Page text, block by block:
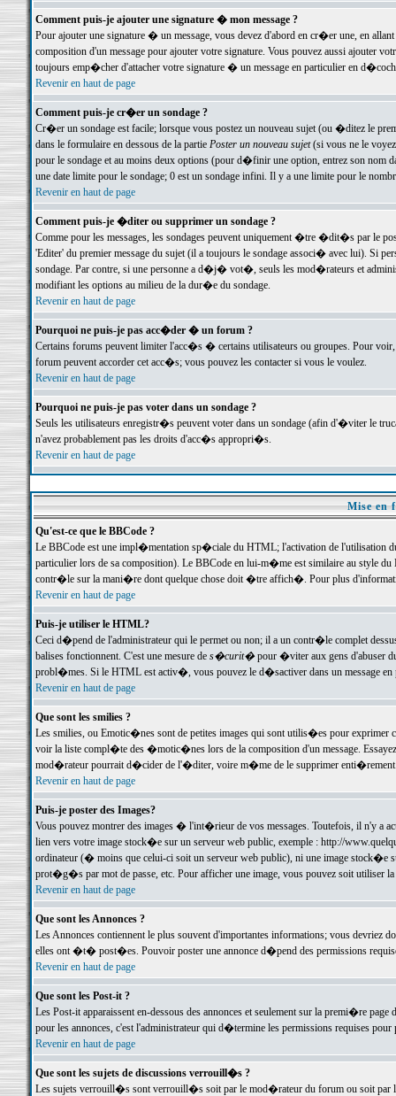
Comment puis-je ajouter une signature � mon message ?
Pour ajouter une signature � un message, vous devez d'abord en cr�er une, en
composition d'un message pour ajouter votre signature. Vous pouvez aussi ajouter
toujours emp�cher d'attacher votre signature � un message en particulier en
Revenir en haut de page
Comment puis-je cr�er un sondage ?
Cr�er un sondage est facile; lorsque vous postez un nouveau sujet (ou �ditez le
dans le formulaire en dessous de la partie Poster un nouveau sujet(si vous ne le voyez
pour le sondage et au moins deux options (pour d�finir une option, entrez son nom
une date limite pour le sondage; 0 est un sondage infini. Il y a une limite pour le
Revenir en haut de page
Comment puis-je �diter ou supprimer un sondage ?
Comme pour les messages, les sondages peuvent uniquement �tre �dit�s par le
'Editer' du premier message du sujet (il a toujours le sondage associ� avec lui). Si
sondage. Par contre, si une personne a d�j� vot�, seuls les mod�rateurs et
modifiant les options au milieu de la dur�e du sondage.
Revenir en haut de page
Pourquoi ne puis-je pas acc�der � un forum ?
Certains forums peuvent limiter l'acc�s � certains utilisateurs ou groupes. Pour
forum peuvent accorder cet acc�s; vous pouvez les contacter si vous le voulez.
Revenir en haut de page
Pourquoi ne puis-je pas voter dans un sondage ?
Seuls les utilisateurs enregistr�s peuvent voter dans un sondage (afin d'�viter le
n'avez probablement pas les droits d'acc�s appropri�s.
Revenir en haut de page
Mise en
Qu'est-ce que le BBCode ?
Le BBCode est une impl�mentation sp�ciale du HTML; l'activation de l'utilisation
particulier lors de sa composition). Le BBCode en lui-m�me est similaire au style
contr�le sur la mani�re dont quelque chose doit �tre affich�. Pour plus
Revenir en haut de page
Puis-je utiliser le HTML?
Ceci d�pend de l'administrateur qui le permet ou non; il a un contr�le complet
balises fonctionnent. C'est une mesure de s�curit�pour �viter aux gens d'abuser
probl�mes. Si le HTML est activ�, vous pouvez le d�sactiver dans un message en
Revenir en haut de page
Que sont les smilies ?
Les smilies, ou Emotic�nes sont de petites images qui sont utilis�es pour exprimer
voir la liste compl�te des �motic�nes lors de la composition d'un message.
mod�rateur pourrait d�cider de l'�diter, voire m�me de le supprimer
Revenir en haut de page
Puis-je poster des Images?
Vous pouvez montrer des images � l'int�rieur de vos messages. Toutefois, il n'y a
lien vers votre image stock�e sur un serveur web public, exemple : http://
ordinateur (� moins que celui-ci soit un serveur web public), ni une image stock�e
prot�g�s par mot de passe, etc. Pour afficher une image, vous pouvez soit
Revenir en haut de page
Que sont les Annonces ?
Les Annonces contiennent le plus souvent d'importantes informations; vous devriez
elles ont �t� post�es. Pouvoir poster une annonce d�pend des permissions
Revenir en haut de page
Que sont les Post-it ?
Les Post-it apparaissent en-dessous des annonces et seulement sur la premi�re
pour les annonces, c'est l'administrateur qui d�termine les permissions requises pour
Revenir en haut de page
Que sont les sujets de discussions verrouill�s ?
Les sujets verrouill�s sont verrouill�s soit par le mod�rateur du forum ou soit par